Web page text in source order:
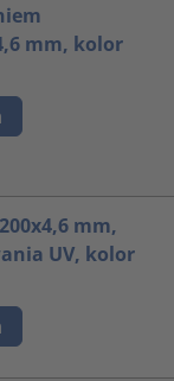
mm, kolor
mm,
UV, kolor